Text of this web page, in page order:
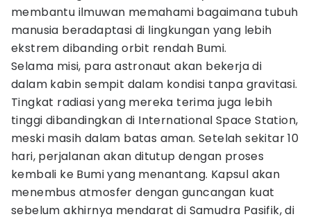
membantu ilmuwan memahami bagaimana tubuh
manusia beradaptasi di lingkungan yang lebih
ekstrem dibanding orbit rendah Bumi.
Selama misi, para astronaut akan bekerja di
dalam kabin sempit dalam kondisi tanpa gravitasi.
Tingkat radiasi yang mereka terima juga lebih
tinggi dibandingkan di International Space Station,
meski masih dalam batas aman. Setelah sekitar 10
hari, perjalanan akan ditutup dengan proses
kembali ke Bumi yang menantang. Kapsul akan
menembus atmosfer dengan guncangan kuat
sebelum akhirnya mendarat di Samudra Pasifik, di